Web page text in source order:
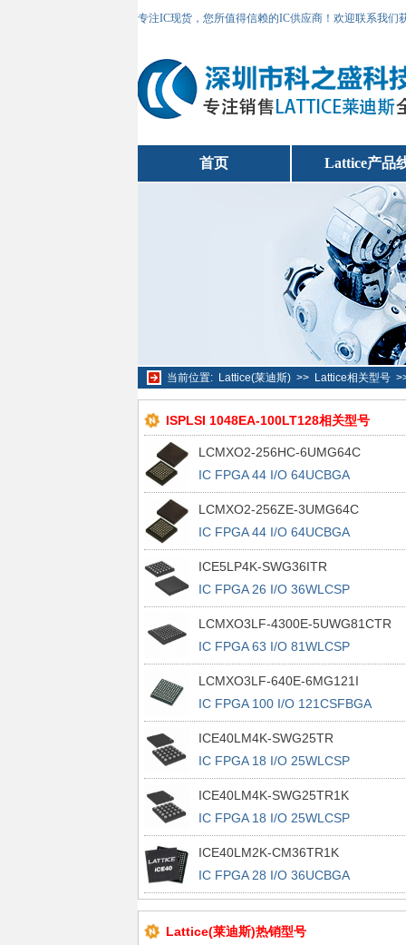
专注IC现货，您所值得信赖的IC供应商！欢迎联系我们
首页 Lattice产品
当前位置: Lattice(莱迪斯)>> Lattice相关型号
ISPLSI 1048EA-100LT128相关型号
LCMXO2-256HC-6UMG64C
IC FPGA 44 I/O 64UCBGA
LCMXO2-256ZE-3UMG64C
IC FPGA 44 I/O 64UCBGA
ICE5LP4K-SWG36ITR
IC FPGA 26 I/O 36WLCSP
LCMXO3LF-4300E-5UWG81CTR
IC FPGA 63 I/O 81WLCSP
LCMXO3LF-640E-6MG121I
IC FPGA 100 I/O 121CSFBGA
ICE40LM4K-SWG25TR
IC FPGA 18 I/O 25WLCSP
ICE40LM4K-SWG25TR1K
IC FPGA 18 I/O 25WLCSP
ICE40LM2K-CM36TR1K
IC FPGA 28 I/O 36UCBGA
Lattice(莱迪斯)热销型号